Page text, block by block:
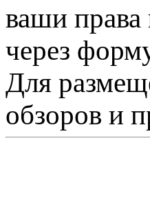
ваши права
через
Для
обзоров и